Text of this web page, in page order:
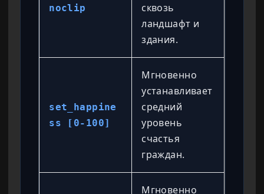
noclip
сквозь
ландшафт и
здания.
set_happine
ss [0-100]
Мгновенно
устанавливает
средний
уровень
счастья
граждан.
Мгновенно